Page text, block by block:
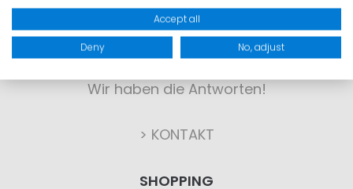
KONTAKT
Wir haben die Antworten!
> KONTAKT
SHOPPING
Accept all
Deny No, adjust